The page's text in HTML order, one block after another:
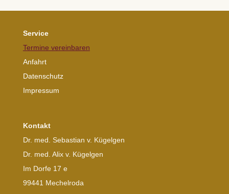
Service
Termine vereinbaren
Anfahrt
Datenschutz
Impressum
Kontakt
Dr. med. Sebastian v. Kügelgen
Dr. med. Alix v. Kügelgen
Im Dorfe 17 e
99441 Mechelroda